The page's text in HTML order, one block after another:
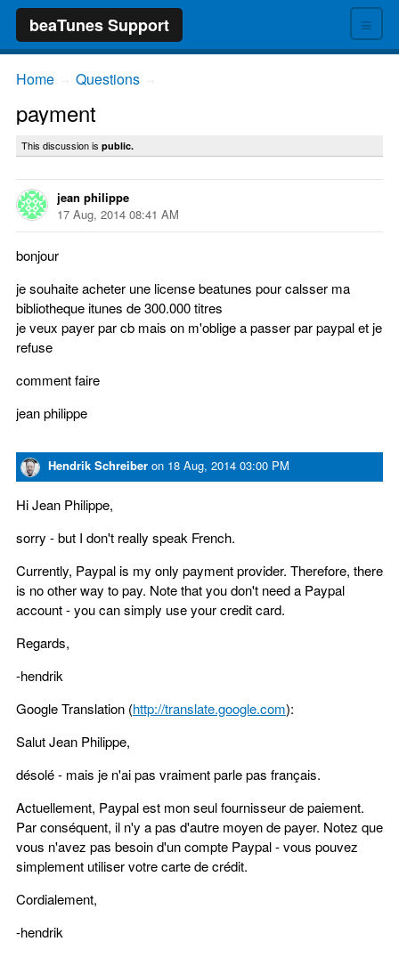
≡
beaTunes Support
Home Questions
payment
This discussion is public.
jean philippe
17 Aug, 2014 08:41 AM
bonjour
je souhaite acheter une license beatunes pour calsser ma
bibliotheque itunes de 300.000 titres
je veux payer par cb mais on m'oblige a passer par paypal et je
refuse
comment faire
jean philippe
Hendrik Schreiber on 18 Aug, 2014 03:00 PM
Hi Jean Philippe,
sorry - but I don't really speak French.
Currently, Paypal is my only payment provider. Therefore, there
is no other way to pay. Note that you don't need a Paypal
account - you can simply use your credit card.
Regards,
-hendrik
Google Translation (http://translate.google.com):
Salut Jean Philippe,
désolé - mais je n'ai pas vraiment parle pas français.
Actuellement, Paypal est mon seul fournisseur de paiement.
Par conséquent, il n'y a pas d'autre moyen de payer. Notez que
vous n'avez pas besoin d'un compte Paypal - vous pouvez
simplement utiliser votre carte de crédit.
Cordialement,
-hendrik